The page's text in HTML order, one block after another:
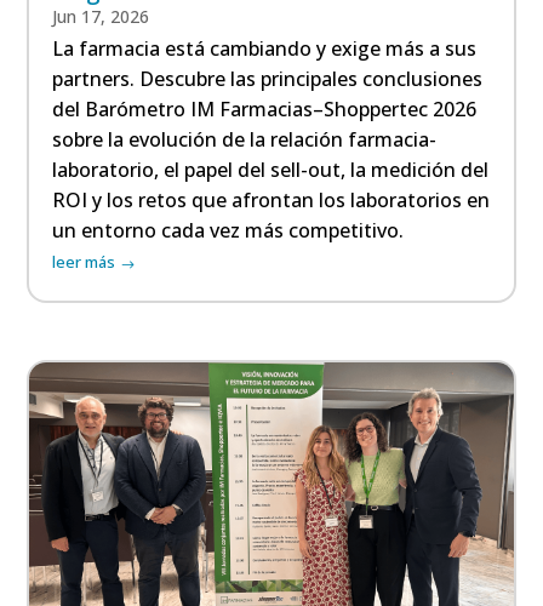
Jun 17, 2026
La farmacia está cambiando y exige más a sus
partners. Descubre las principales conclusiones
del Barómetro IM Farmacias–Shoppertec 2026
sobre la evolución de la relación farmacia-
laboratorio, el papel del sell-out, la medición del
ROI y los retos que afrontan los laboratorios en
un entorno cada vez más competitivo.
leer más